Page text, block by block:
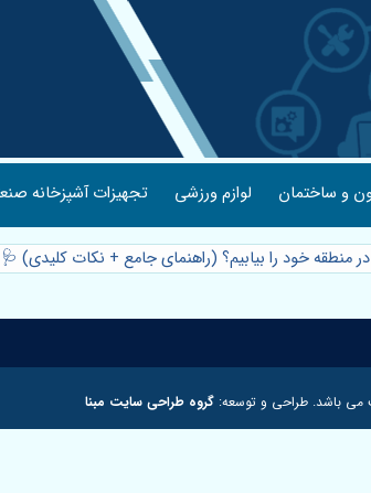
و ساختمان لوازم ورزشی تجهیزات آشپزخانه
خود را بیابیم؟ (راهنمای جامع + نکات کلیدی) 🩺
می باشد. طراحی و توسعه: گروه طراحی سایت مبنا